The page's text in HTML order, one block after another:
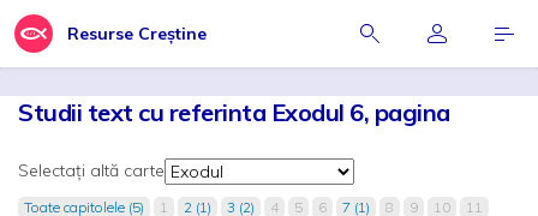
Resurse Creștine
Studii text cu referinta Exodul 6, pagina
Selectați altă carte
Toate capitolele (5) 1 2 (1) 3 (2) 4 5 6 7 (1) 8 9 10
11